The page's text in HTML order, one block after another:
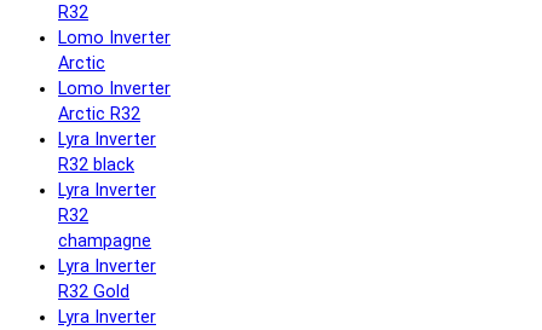
R32
Lomo Inverter
Arctic
Lomo Inverter
Arctic R32
Lyra Inverter
R32 black
Lyra Inverter
R32
champagne
Lyra Inverter
R32 Gold
Lyra Inverter